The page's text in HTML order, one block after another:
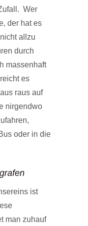
Wer
der hat es
allzu
durch
massenhaft
es
raus auf
nirgendwo
oder in die
ist
man zuhauf